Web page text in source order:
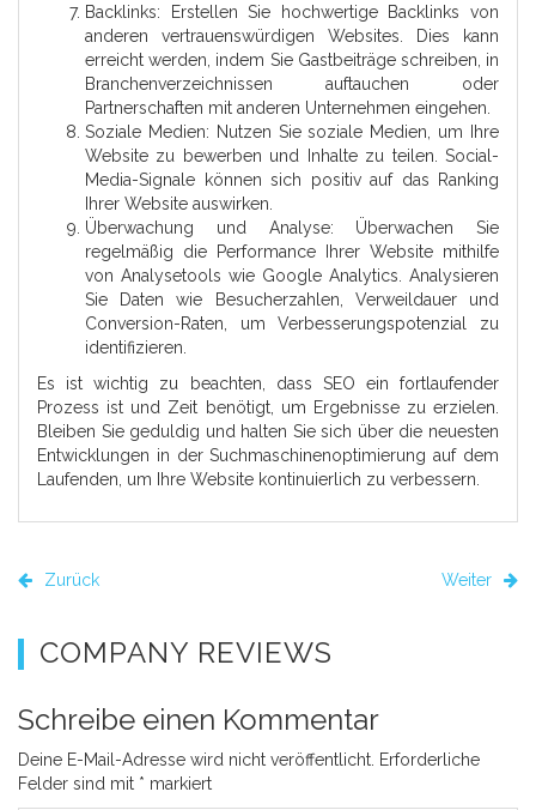
Backlinks: Erstellen Sie hochwertige Backlinks von
anderen vertrauenswürdigen Websites. Dies kann
erreicht werden, indem Sie Gastbeiträge schreiben, in
Branchenverzeichnissen auftauchen oder
Partnerschaften mit anderen Unternehmen eingehen.
Soziale Medien: Nutzen Sie soziale Medien, um Ihre
Website zu bewerben und Inhalte zu teilen. Social-
Media-Signale können sich positiv auf das Ranking
Ihrer Website auswirken.
Überwachung und Analyse: Überwachen Sie
regelmäßig die Performance Ihrer Website mithilfe
von Analysetools wie Google Analytics. Analysieren
Sie Daten wie Besucherzahlen, Verweildauer und
Conversion-Raten, um Verbesserungspotenzial zu
identifizieren.
Es ist wichtig zu beachten, dass SEO ein fortlaufender
Prozess ist und Zeit benötigt, um Ergebnisse zu erzielen.
Bleiben Sie geduldig und halten Sie sich über die neuesten
Entwicklungen in der Suchmaschinenoptimierung auf dem
Laufenden, um Ihre Website kontinuierlich zu verbessern.
Zurück Weiter
COMPANY REVIEWS
Schreibe einen Kommentar
Deine E-Mail-Adresse wird nicht veröffentlicht. Erforderliche
Felder sind mit * markiert